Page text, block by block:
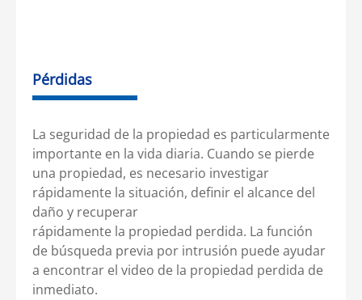
Pérdidas
La seguridad de la propiedad es particularmente
importante en la vida diaria. Cuando se pierde
una propiedad, es necesario investigar
rápidamente la situación, definir el alcance del
daño y recuperar
rápidamente la propiedad perdida. La función
de búsqueda previa por intrusión puede ayudar
a encontrar el video de la propiedad perdida de
inmediato.